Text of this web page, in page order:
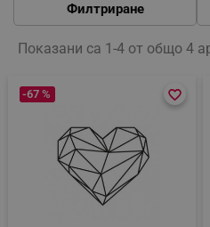
Филтриране
Показани са 1-4 от общо 4
-67 % favorite_border
favorite_border